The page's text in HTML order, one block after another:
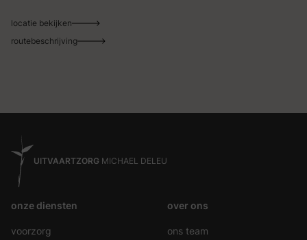
locatie bekijken
routebeschrijving
UITVAARTZORG MICHAEL DELEU
onze diensten
voorzorg
over ons
ons team